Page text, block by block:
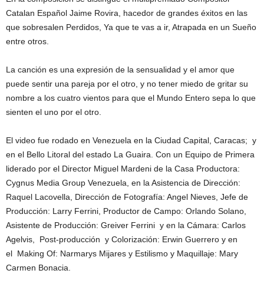
Catalan Español Jaime Rovira, hacedor de grandes éxitos en las
que sobresalen Perdidos, Ya que te vas a ir, Atrapada en un Sueño
entre otros.
La canción es una expresión de la sensualidad y el amor que
puede sentir una pareja por el otro, y no tener miedo de gritar su
nombre a los cuatro vientos para que el Mundo Entero sepa lo que
sienten el uno por el otro.
El video fue rodado en Venezuela en la Ciudad Capital, Caracas; y
en el Bello Litoral del estado La Guaira. Con un Equipo de Primera
liderado por el Director Miguel Mardeni de la Casa Productora:
Cygnus Media Group Venezuela, en la Asistencia de Dirección:
Raquel Lacovella, Dirección de Fotografía: Angel Nieves, Jefe de
Producción: Larry Ferrini, Productor de Campo: Orlando Solano,
Asistente de Producción: Greiver Ferrini y en la Cámara: Carlos
Agelvis, Post-producción y Colorización: Erwin Guerrero y en
el Making Of: Narmarys Mijares y Estilismo y Maquillaje: Mary
Carmen Bonacia.